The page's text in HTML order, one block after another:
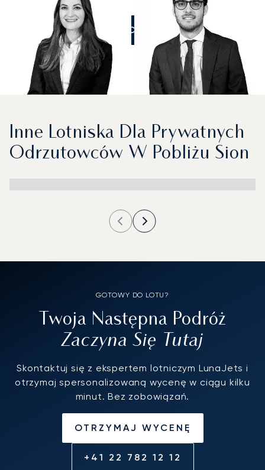
ZADZWOŃCIE DO NAS
Inne Lotniska Dla Prywatnych
Odrzutowców W Pobliżu Sion
GOTOWY DO LOTU?
Twoja Następna Podróż
Zaczyna Się Tutaj
Skontaktuj się z ekspertem lotniczym LunaJets i
otrzymaj spersonalizowaną wycenę w ciągu kilku
minut. Bez zobowiązań.
OTRZYMAJ WYCENĘ
+41 22 782 12 12